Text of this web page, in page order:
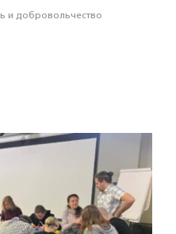
и доброволь­чест­во